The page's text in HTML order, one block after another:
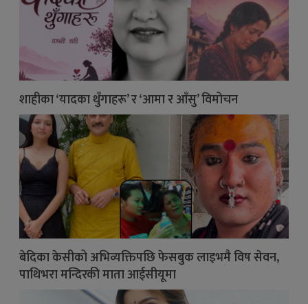
शाहीका ‘यादका थुँगाहरू’ र ‘आमा र आँसु’ विमोचन
बेदिका केसीको अभिव्यक्तिपछि फेसबुक लाइभमै विष सेवन,
पाथिभरा मन्दिरकी माता आईसीयूमा